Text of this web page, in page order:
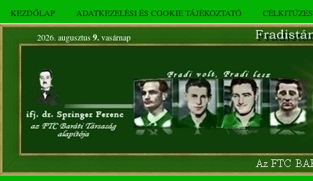
KEZDŐLAP ADATKEZELÉSI ÉS COOKIE TÁJÉKOZTATÓ
2026. augusztus 9.vasárnap